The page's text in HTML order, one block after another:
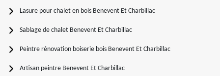
Lasure pour chalet en bois Benevent Et Charbillac
Sablage de chalet Benevent Et Charbillac
Peintre rénovation boiserie bois Benevent Et Charbillac
Artisan peintre Benevent Et Charbillac